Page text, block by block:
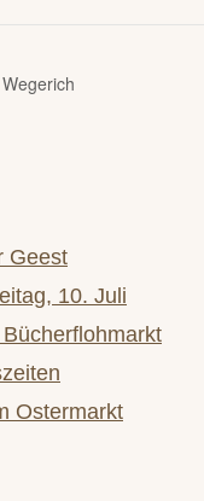
Geest
10. Juli
Ostermarkt